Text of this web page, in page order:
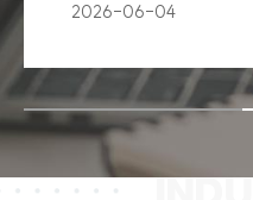
2026-06-04